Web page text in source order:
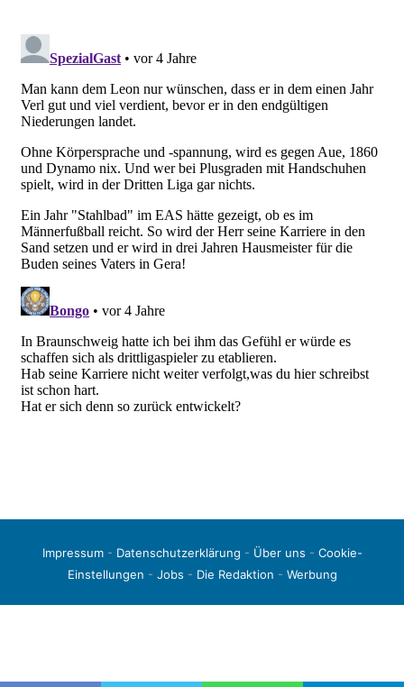
Impressum- Datenschutzerklärung - Über uns - Cookie-
Einstellungen - Jobs - Die Redaktion - Werbung